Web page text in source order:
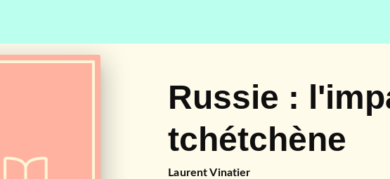
Russie :
tchétchène
Laurent Vinatier